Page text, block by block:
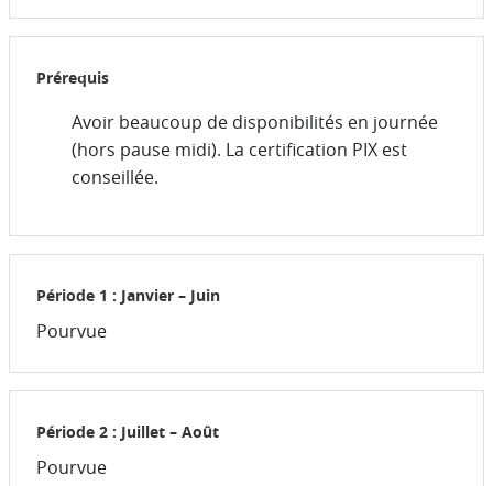
Prérequis
Avoir beaucoup de disponibilités en journée
(hors pause midi). La certification PIX est
conseillée.
Période 1 : Janvier – Juin
Pourvue
Période 2 : Juillet – Août
Pourvue